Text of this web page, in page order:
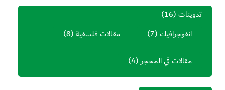
تدوينات(16)
انفوجرافيك(7) مقالات فلسفية(8)
مقالات في المحجر(4)